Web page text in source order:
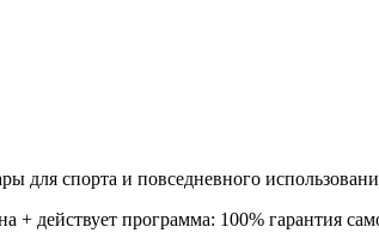
для спорта и повседневного
+ действует программа: 100% гарантия